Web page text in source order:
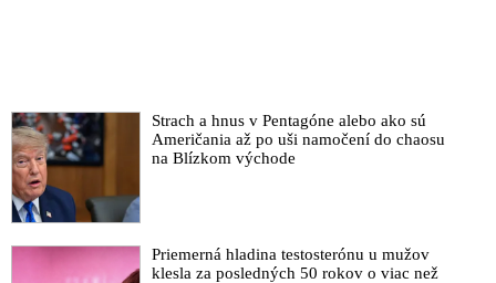
Strach a hnus v Pentagóne alebo ako sú
Američania až po uši namočení do chaosu
na Blízkom východe
Priemerná hladina testosterónu u mužov
klesla za posledných 50 rokov o viac než